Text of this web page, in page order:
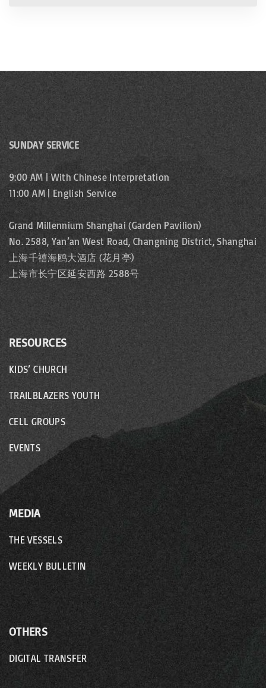
SUNDAY SERVICE
9:00 AM | With Chinese Interpretation
11:00 AM | English Service
Grand Millennium Shanghai (Garden Pavilion)
No. 2588, Yan’an West Road, Changning District, Shanghai
上海千禧海鸥大酒店 (花月亭)
上海市长宁区延安西路 2588号
RESOURCES
KIDS’ CHURCH
TRAILBLAZERS YOUTH
CELL GROUPS
EVENTS
MEDIA
THE VESSELS
WEEKLY BULLETIN
OTHERS
DIGITAL TRANSFER